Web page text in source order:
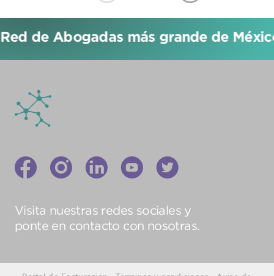
de Abogadas más grande de México!
Visita nuestras redes sociales y
ponte en contacto con nosotras.